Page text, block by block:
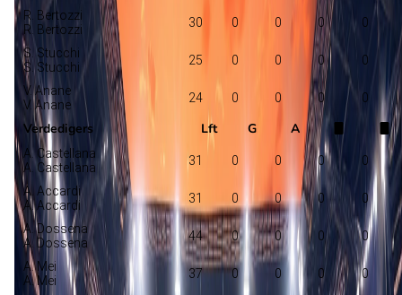
R. Bertozzi
R. Bertozzi
30 0 0 0 0
S. Stucchi
S. Stucchi
25 0 0 0 0
V. Anane
V. Anane
24 0 0 0 0
Verdedigers Lft G A
A. Castellana
A. Castellana
31 0 0 0 0
A. Accardi
A. Accardi
31 0 0 0 0
A. Dossena
A. Dossena
44 0 0 0 0
A. Mei
A. Mei
37 0 0 0 0